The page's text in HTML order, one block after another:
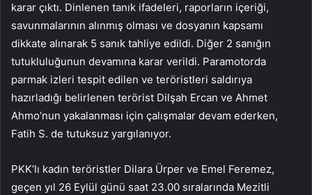
karar çıktı. Dinlenen tanık ifadeleri, raporların içeriği,
savunmalarının alınmış olması ve dosyanın kapsamı
dikkate alınarak 5 sanık tahliye edildi. Diğer 2 sanığın
tutukluluğunun devamına karar verildi. Paramotorda
parmak izleri tespit edilen ve teröristleri saldırıya
hazırladığı belirlenen terörist Dilşah Ercan ve Ahmet
Ahmo’nun yakalanması için çalışmalar devam ederken,
Fatih S. de tutuksuz yargılanıyor.
PKK’lı kadın teröristler Dilara Ürper ve Emel Feremez,
geçen yıl 26 Eylül günü saat 23.00 sıralarında Mezitli